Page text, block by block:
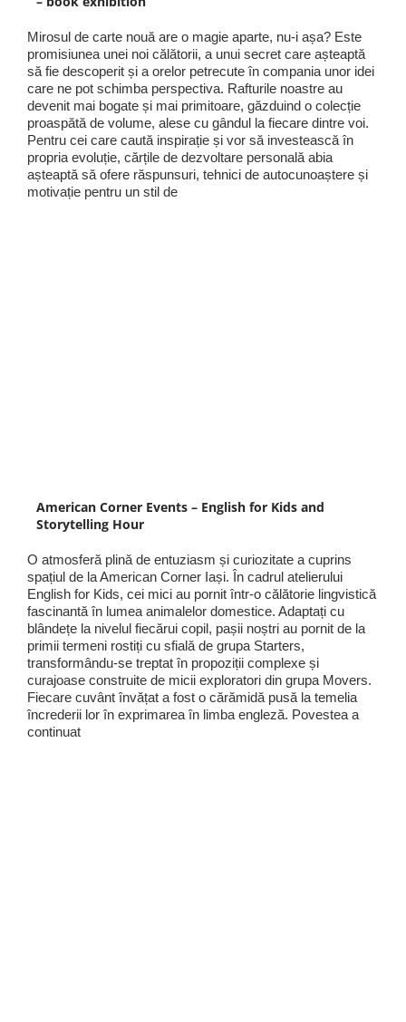
Mirosul de carte nouă are o magie aparte, nu-i așa? Este
promisiunea unei noi călătorii, a unui secret care așteaptă
să fie descoperit și a orelor petrecute în compania unor idei
care ne pot schimba perspectiva. Rafturile noastre au
devenit mai bogate și mai primitoare, găzduind o colecție
proaspătă de volume, alese cu gândul la fiecare dintre voi.
Pentru cei care caută inspirație și vor să investească în
propria evoluție, cărțile de dezvoltare personală abia
așteaptă să ofere răspunsuri, tehnici de autocunoaștere și
motivație pentru un stil de
American Corner Events – English for Kids and
Storytelling Hour
O atmosferă plină de entuziasm și curiozitate a cuprins
spațiul de la American Corner Iași. În cadrul atelierului
English for Kids, cei mici au pornit într-o călătorie lingvistică
fascinantă în lumea animalelor domestice. Adaptați cu
blândețe la nivelul fiecărui copil, pașii noștri au pornit de la
primii termeni rostiți cu sfială de grupa Starters,
transformându-se treptat în propoziții complexe și
curajoase construite de micii exploratori din grupa Movers.
Fiecare cuvânt învățat a fost o cărămidă pusă la temelia
încrederii lor în exprimarea în limba engleză. Povestea a
continuat